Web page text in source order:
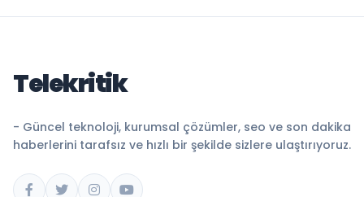
Telekritik
- Güncel teknoloji, kurumsal çözümler, seo ve son dakika
haberlerini tarafsız ve hızlı bir şekilde sizlere ulaştırıyoruz.